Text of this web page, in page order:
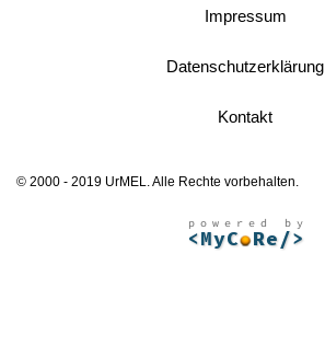
Impressum
Datenschutzerklärung
Kontakt
© 2000 - 2019 UrMEL. Alle Rechte vorbehalten.